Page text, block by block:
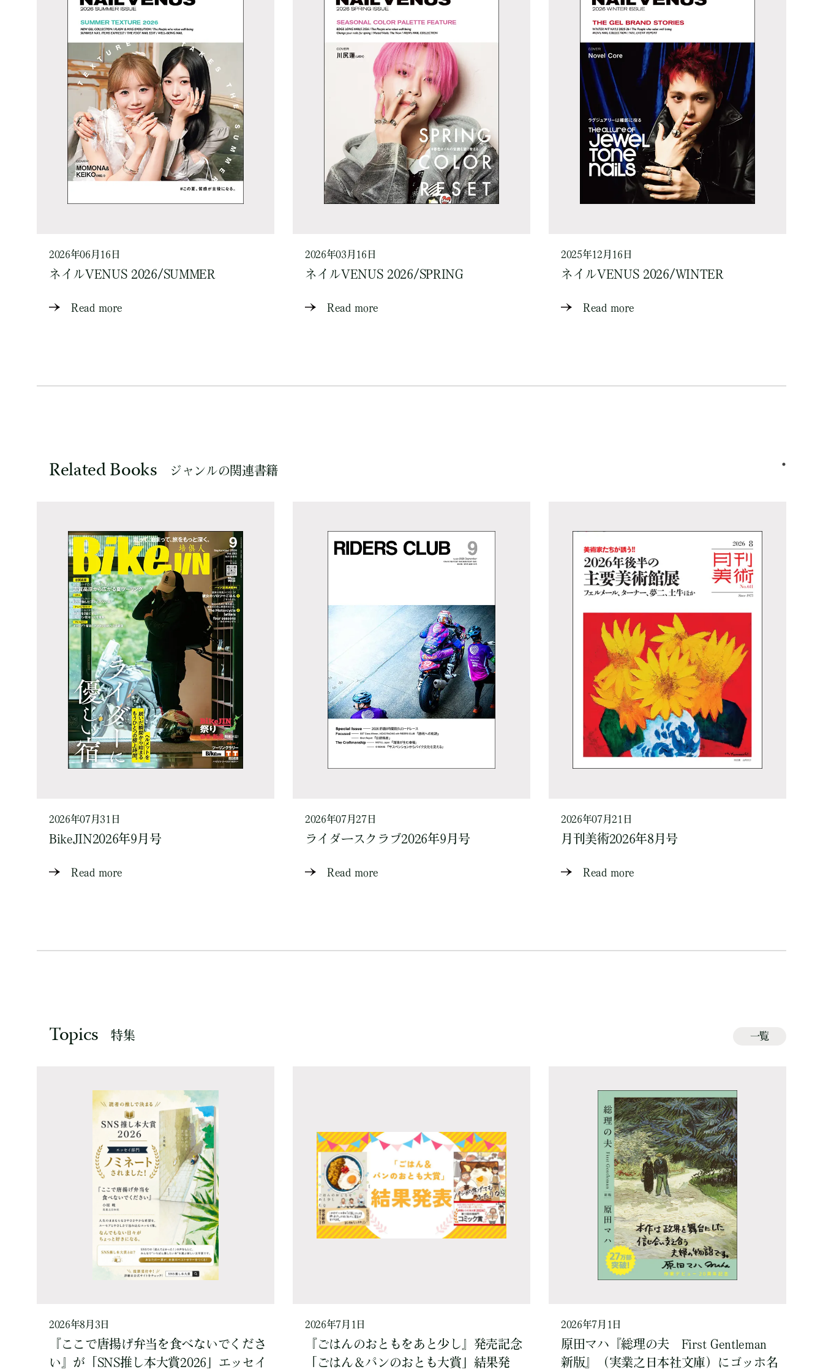
2026年06月16日
ネイルVENUS 2026/SUMMER
Read more
2026年03月16日
ネイルVENUS 2026/SPRING
Read more
2025年12月16日
ネイルVENUS 2026/WINTER
Read more
Related Books ジャンルの関連書籍
2026年07月31日
BikeJIN2026年9月号
Read more
2026年07月27日
ライダースクラブ2026年9月号
Read more
2026年07月21日
月刊美術2026年8月号
Read more
Topics 特集 一覧
2026年8月3日
『ここで唐揚げ弁当を食べないでくださ
い』が「SNS推し本大賞2026」エッセイ
2026年7月1日
『ごはんのおともをあと少し』発売記念
「ごはん＆パンのおとも大賞」結果発
2026年7月1日
原田マハ『総理の夫 First Gentleman
新版』（実業之日本社文庫）にゴッホ名